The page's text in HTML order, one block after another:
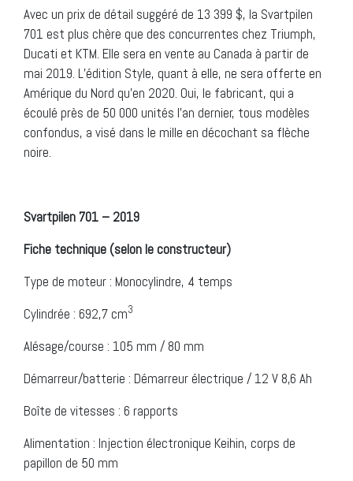
Avec un prix de détail suggéré de 13 399 $, la Svartpilen
701 est plus chère que des concurrentes chez Triumph,
Ducati et KTM. Elle sera en vente au Canada à partir de
mai 2019. L’édition Style, quant à elle, ne sera offerte en
Amérique du Nord qu’en 2020. Oui, le fabricant, qui a
écoulé près de 50 000 unités l’an dernier, tous modèles
confondus, a visé dans le mille en décochant sa flèche
noire.
Svartpilen 701 – 2019
Fiche technique (selon le constructeur)
Type de moteur : Monocylindre, 4 temps
Cylindrée : 692,7 cm3
Alésage/course : 105 mm / 80 mm
Démarreur/batterie : Démarreur électrique / 12 V 8,6 Ah
Boîte de vitesses : 6 rapports
Alimentation : Injection électronique Keihin, corps de
papillon de 50 mm